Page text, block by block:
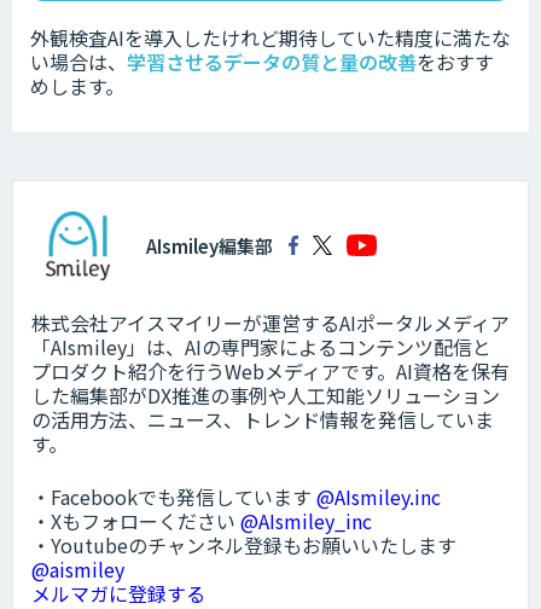
外観検査AIを導入したけれど期待していた精度に満たな
い場合は、 学習させるデータの質と量の改善をおすす
めします。
AIsmiley編集部
株式会社アイスマイリーが運営するAIポータルメディア
「AIsmiley」は、AIの専門家によるコンテンツ配信と
プロダクト紹介を行うWebメディアです。AI資格を保有
した編集部がDX推進の事例や人工知能ソリューション
の活用方法、ニュース、トレンド情報を発信していま
す。
・Facebookでも発信しています @AIsmiley.inc
・Xもフォローください @AIsmiley_inc
・Youtubeのチャンネル登録もお願いいたします
@aismiley
メルマガに登録する